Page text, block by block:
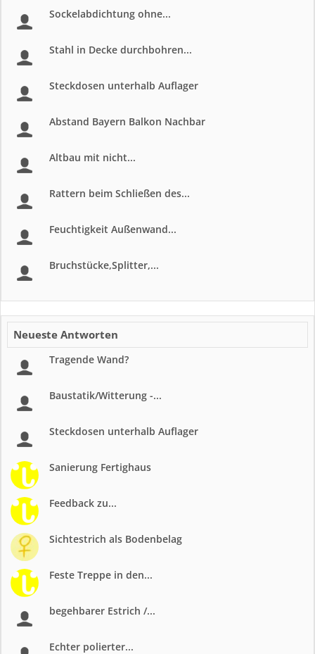
Sockelabdichtung ohne...
Stahl in Decke durchbohren...
Steckdosen unterhalb Auflager
Abstand Bayern Balkon Nachbar
Altbau mit nicht...
Rattern beim Schließen des...
Feuchtigkeit Außenwand...
Bruchstücke,Splitter,...
Neueste Antworten
Tragende Wand?
Baustatik/Witterung -...
Steckdosen unterhalb Auflager
Sanierung Fertighaus
Feedback zu...
Sichtestrich als Bodenbelag
Feste Treppe in den...
begehbarer Estrich /...
Echter polierter...